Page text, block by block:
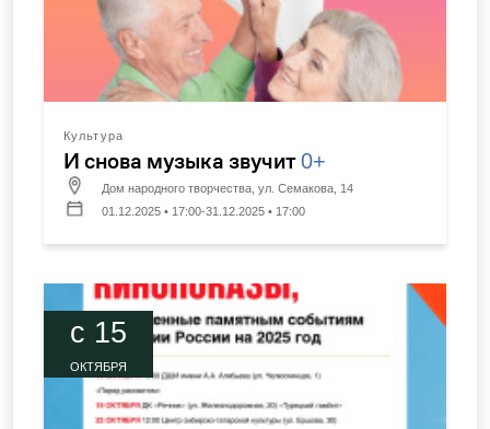
Культура
И снова музыка звучит0+
Дом народного творчества, ул. Семакова, 14
01.12.2025 • 17:00-31.12.2025 • 17:00
c 15
ОКТЯБРЯ